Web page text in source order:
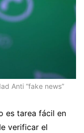
Anti “fake news”
es tarea fácil en
verificar el